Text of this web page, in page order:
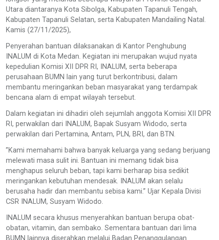
Utara diantaranya Kota Sibolga, Kabupaten Tapanuli Tengah,
Kabupaten Tapanuli Selatan, serta Kabupaten Mandailing Natal.
Kamis (27/11/2025),
Penyerahan bantuan dilaksanakan di Kantor Penghubung
INALUM di Kota Medan. Kegiatan ini merupakan wujud nyata
kepedulian Komisi XII DPR RI, INALUM, serta beberapa
perusahaan BUMN lain yang turut berkontribusi, dalam
membantu meringankan beban masyarakat yang terdampak
bencana alam di empat wilayah tersebut.
Dalam kegiatan ini dihadiri oleh sejumlah anggota Komisi XII DPR
RI, perwakilan dari INALUM, Bapak Susyam Widodo, serta
perwakilan dari Pertamina, Antam, PLN, BRI, dan BTN.
”Kami memahami bahwa banyak keluarga yang sedang berjuang
melewati masa sulit ini. Bantuan ini memang tidak bisa
menghapus seluruh beban, tapi kami berharap bisa sedikit
meringankan kebutuhan mendesak. INALUM akan selalu
berusaha hadir dan membantu sebisa kami.” Ujar Kepala Divisi
CSR INALUM, Susyam Widodo.
INALUM secara khusus menyerahkan bantuan berupa obat-
obatan, vitamin, dan sembako. Sementara bantuan dari lima
BUMN lainnya diserahkan melalui Badan Penanggulangan